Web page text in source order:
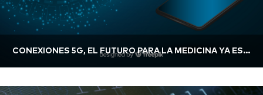
CONEXIONES 5G, EL FUTURO PARA LA MEDICINA YA ESTÁ AQUÍ.